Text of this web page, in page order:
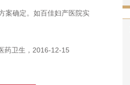
确定。如百佳妇产医院实
卫生，2016-12-15